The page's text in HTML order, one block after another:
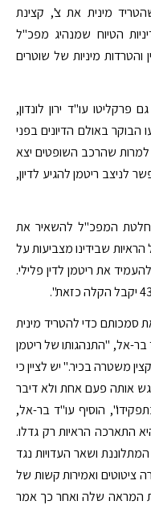
מינית את צ', קצינת
הטיוח שמנהיג מפכ"ל
מיניות של שוטרים
- מפקד להב 433, כמו גם פרקליטו עו"ד ירון לונדון,
הבוקר באולם הדיונים בפני
למרות שהרכב השופטים יצא
ריטמן להגיע לדיון,
המפכ"ל להשאיר את
שבידינו מצביעות על
את ריטמן לדין פלילי.
סמכותם כדי להטריד מינית
אל, "התנהגותו של ריטמן
משטרה בכיר." יש לציין כי
אותה פעם אחת ולא דיבר
הוסיף עו"ד בר-אל,
התארכה הראיות רק גדלו.
ושאר העדויות נגד
ציטוטים ואמירות קשות של
המראה שלה ואחר כך אמר